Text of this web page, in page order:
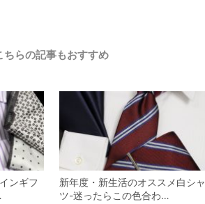
ちらの記事もおすすめ
ンギフ
新年度・新生活のオススメ白シャ
ツ-迷ったらこの色合わ…
ン・ボタンダウン・ポケッ